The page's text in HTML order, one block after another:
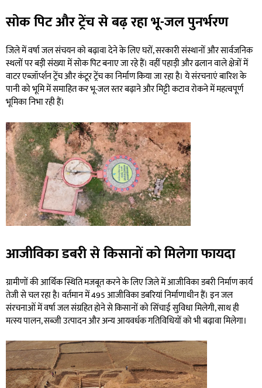
सोक पिट और ट्रेंच से बढ़ रहा भू-जल पुनर्भरण
जिले में वर्षा जल संचयन को बढ़ावा देने के लिए घरों, सरकारी संस्थानों और सार्वजनिक
स्थलों पर बड़ी संख्या में सोक पिट बनाए जा रहे हैं। वहीं पहाड़ी और ढलान वाले क्षेत्रों में
वाटर एब्जॉर्प्शन ट्रेंच और कंटूर ट्रेंच का निर्माण किया जा रहा है। ये संरचनाएं बारिश के
पानी को भूमि में समाहित कर भू-जल स्तर बढ़ाने और मिट्टी कटाव रोकने में महत्वपूर्ण
भूमिका निभा रही हैं।
आजीविका डबरी से किसानों को मिलेगा फायदा
ग्रामीणों की आर्थिक स्थिति मजबूत करने के लिए जिले में आजीविका डबरी निर्माण कार्य
तेजी से चल रहा है। वर्तमान में 495 आजीविका डबरियां निर्माणाधीन हैं। इन जल
संरचनाओं में वर्षा जल संग्रहित होने से किसानों को सिंचाई सुविधा मिलेगी, साथ ही
मत्स्य पालन, सब्जी उत्पादन और अन्य आयवर्धक गतिविधियों को भी बढ़ावा मिलेगा।